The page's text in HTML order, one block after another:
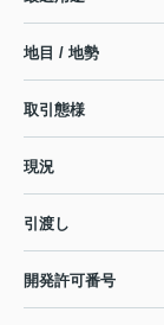
地目 / 地勢
取引態様
現況
引渡し
開発許可番号